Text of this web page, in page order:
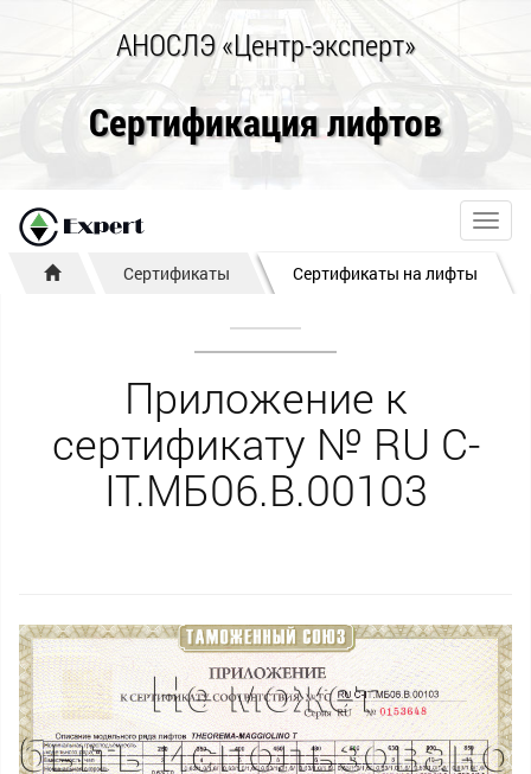
АНОСЛЭ «Центр-эксперт»
Сертификация лифтов
Сертификаты Сертификаты на лифты
Приложение к
сертификату № RU С-
IT.МБ06.В.00103